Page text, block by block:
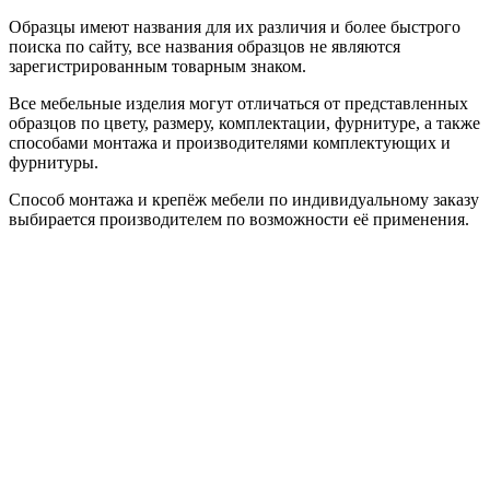
Образцы имеют названия для их различия и более быстрого
поиска по сайту, все названия образцов не являются
зарегистрированным товарным знаком.
Все мебельные изделия могут отличаться от представленных
образцов по цвету, размеру, комплектации, фурнитуре, а также
способами монтажа и производителями комплектующих и
фурнитуры.
Способ монтажа и крепёж мебели по индивидуальному заказу
выбирается производителем по возможности её применения.